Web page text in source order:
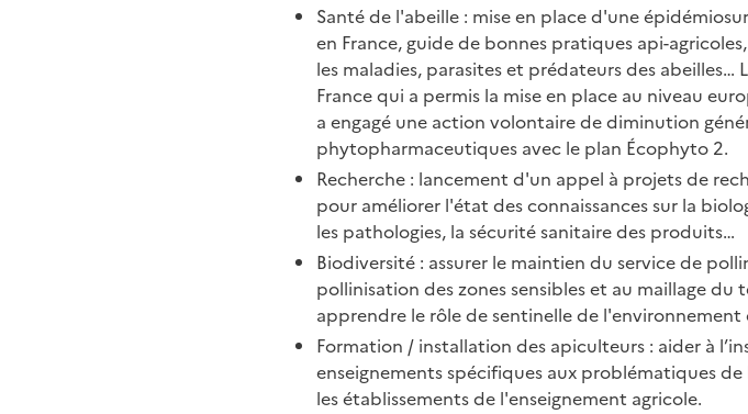
Santé de l'abeille : mise en place d'une
en France, guide de bonnes pratiques api-
les maladies, parasites et prédateurs des abeilles…
France qui a permis la mise en place au niveau
a engagé une action volontaire de diminution
phytopharmaceutiques avec le plan Écophyto 2.
Recherche : lancement d'un appel à projets de
pour améliorer l'état des connaissances sur la
les pathologies, la sécurité sanitaire des produits…
Biodiversité : assurer le maintien du service de
pollinisation des zones sensibles et au maillage
apprendre le rôle de sentinelle de l'environnement
Formation / installation des apiculteurs : aider à
enseignements spécifiques aux problématiques
les établissements de l'enseignement agricole.